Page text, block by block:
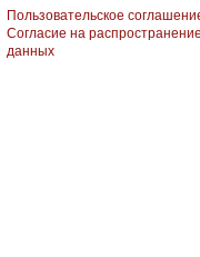
Пользовательское
Согласие на
данных